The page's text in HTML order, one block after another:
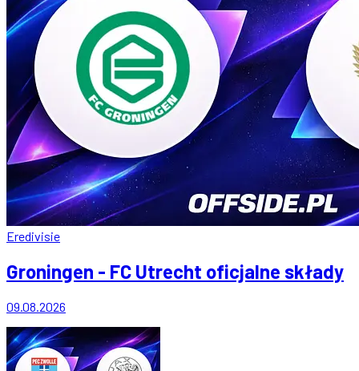
Eredivisie
Groningen - FC Utrecht oficjalne składy
09.08.2026